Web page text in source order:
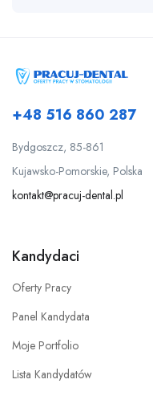
+48 516 860 287
Bydgoszcz, 85-861
Kujawsko-Pomorskie, Polska
kontakt@pracuj-dental.pl
Kandydaci
Oferty Pracy
Panel Kandydata
Moje Portfolio
Lista Kandydatów